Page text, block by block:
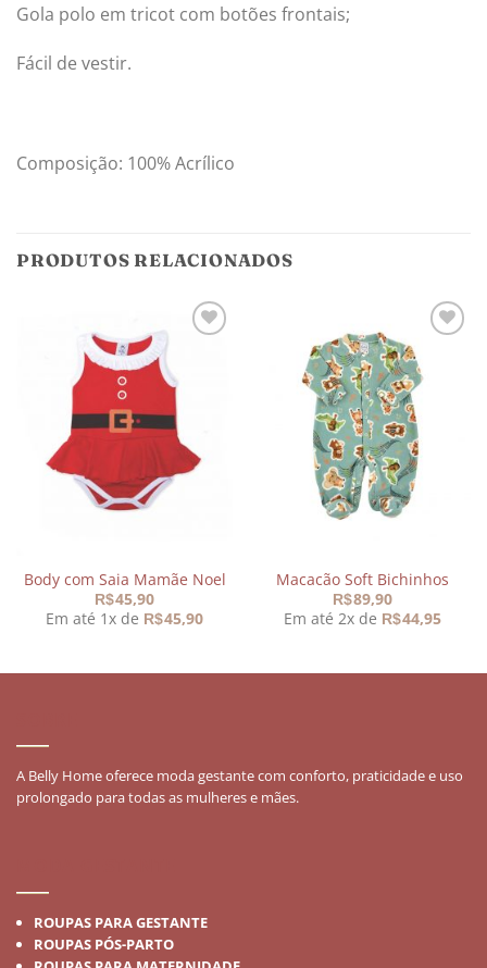
Gola polo em tricot com botões frontais;
Fácil de vestir.
Composição: 100% Acrílico
PRODUTOS RELACIONADOS
Adicionar
meus
desejos
Body com Saia Mamãe Noel
R$45,90
Em até 1x de R$45,90
Adicionar
meus
desejos
Macacão Soft Bichinhos
R$89,90
Em até 2x de R$44,95
A Belly Home oferece moda gestante com conforto, praticidade e uso
prolongado para todas as mulheres e mães.
ROUPAS PARA GESTANTE
ROUPAS PÓS-PARTO